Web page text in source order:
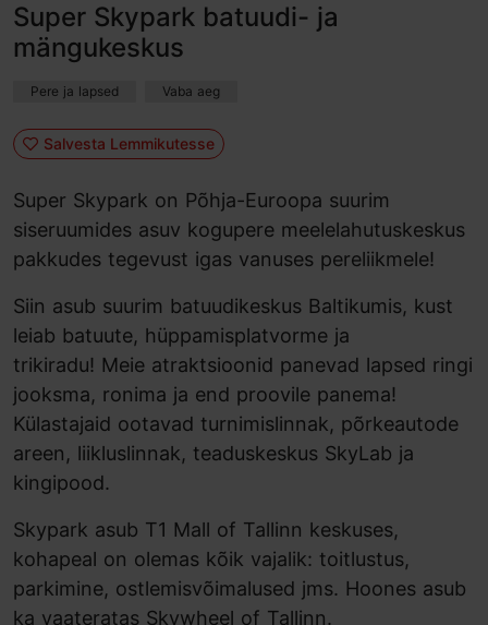
Super Skypark batuudi- ja
mängukeskus
Pere ja lapsed Vaba aeg
Salvesta Lemmikutesse
Super Skypark on Põhja-Euroopa suurim
siseruumides asuv kogupere meelelahutuskeskus
pakkudes tegevust igas vanuses pereliikmele!
Siin asub suurim batuudikeskus Baltikumis, kust
leiab batuute, hüppamisplatvorme ja
trikiradu! Meie atraktsioonid panevad lapsed ringi
jooksma, ronima ja end proovile panema!
Külastajaid ootavad turnimislinnak, põrkeautode
areen, liikluslinnak, teaduskeskus SkyLab ja
kingipood.
Skypark asub T1 Mall of Tallinn keskuses,
kohapeal on olemas kõik vajalik: toitlustus,
parkimine, ostlemisvõimalused jms. Hoones asub
ka vaateratas Skywheel of Tallinn.